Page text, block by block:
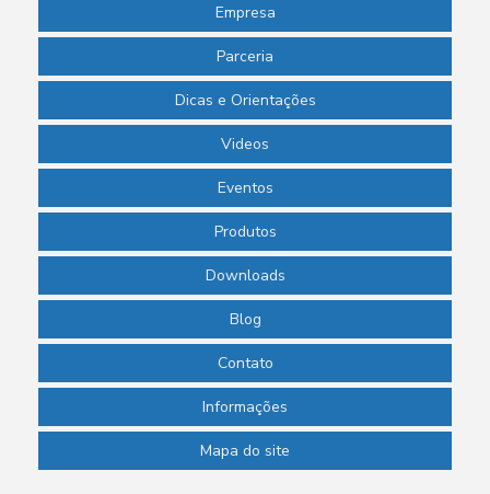
Empresa
Parceria
Dicas e Orientações
Videos
Eventos
Produtos
Downloads
Blog
Contato
Informações
Mapa do site